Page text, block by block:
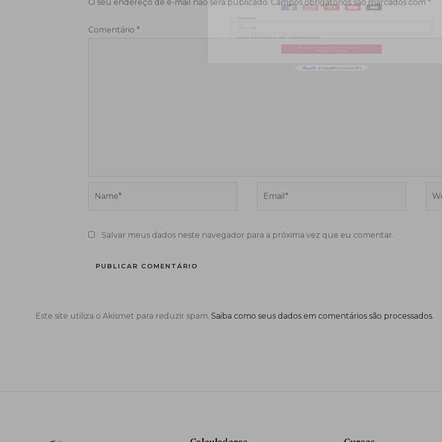
O seu endereço de e-mail não será publicado. Campos obrigatórios são marcados com *
Comentário *
Salvar meus dados neste navegador para a próxima vez que eu comentar.
Este site utiliza o Akismet para reduzir spam. Saiba como seus dados em comentários são processados.